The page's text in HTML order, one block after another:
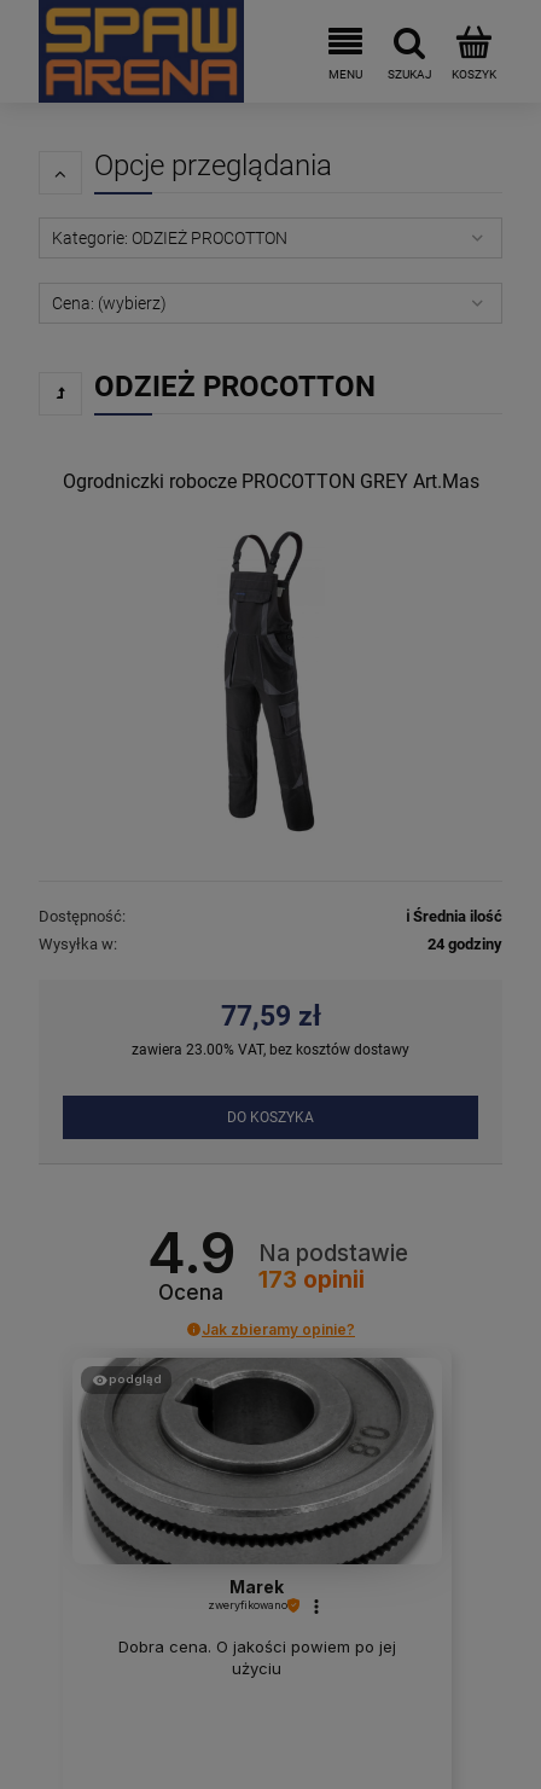
Opcje przeglądania
Kategorie: ODZIEŻ PROCOTTON
Cena: (wybierz)
ODZIEŻ PROCOTTON
Ogrodniczki robocze PROCOTTON GREY Art.Mas
Dostępność:
ℹ️ Średnia ilość
Wysyłka w:
24 godziny
77,59 zł
zawiera 23.00% VAT, bez kosztów dostawy
DO KOSZYKA
4.9
Ocena
Na podstawie
173 opinii
Jak zbieramy opinie?
podgląd
Marek
zweryfikowano
Dobra cena. O jakości powiem po jej
użyciu